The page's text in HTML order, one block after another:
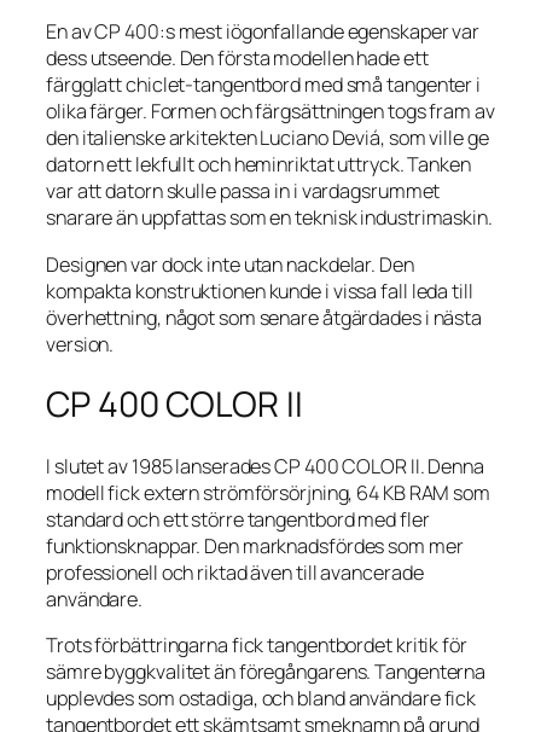
En av CP 400:s mest iögonfallande egenskaper var
dess utseende. Den första modellen hade ett
färgglatt chiclet-tangentbord med små tangenter i
olika färger. Formen och färgsättningen togs fram av
den italienske arkitekten Luciano Deviá, som ville ge
datorn ett lekfullt och heminriktat uttryck. Tanken
var att datorn skulle passa in i vardagsrummet
snarare än uppfattas som en teknisk industrimaskin.
Designen var dock inte utan nackdelar. Den
kompakta konstruktionen kunde i vissa fall leda till
överhettning, något som senare åtgärdades i nästa
version.
CP 400 COLOR II
I slutet av 1985 lanserades CP 400 COLOR II. Denna
modell fick extern strömförsörjning, 64 KB RAM som
standard och ett större tangentbord med fler
funktionsknappar. Den marknadsfördes som mer
professionell och riktad även till avancerade
användare.
Trots förbättringarna fick tangentbordet kritik för
sämre byggkvalitet än föregångarens. Tangenterna
upplevdes som ostadiga, och bland användare fick
tangentbordet ett skämtsamt smeknamn på grund